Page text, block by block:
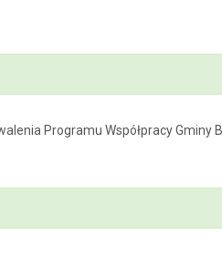
Programu Współpracy